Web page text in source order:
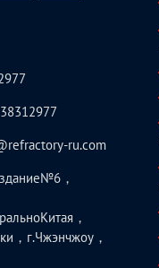
ru.com
，
，
，г.Чжэнчжоу，